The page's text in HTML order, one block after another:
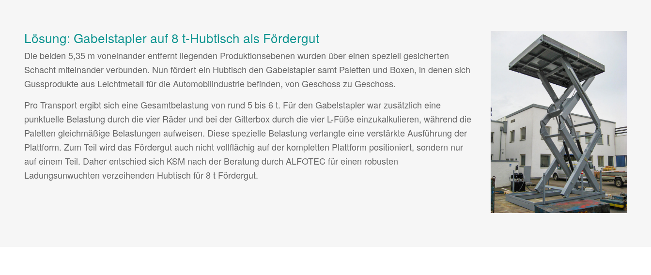
Lösung: Gabelstapler auf 8 t-Hubtisch als Fördergut
Die beiden 5,35 m voneinander entfernt liegenden Produktionsebenen wurden über einen speziell gesicherten
Schacht miteinander verbunden. Nun fördert ein Hubtisch den Gabelstapler samt Paletten und Boxen, in denen sich
Gussprodukte aus Leichtmetall für die Automobilindustrie befinden, von Geschoss zu Geschoss.
Pro Transport ergibt sich eine Gesamtbelastung von rund 5 bis 6 t. Für den Gabelstapler war zusätzlich eine
punktuelle Belastung durch die vier Räder und bei der Gitterbox durch die vier L-Füße einzukalkulieren, während die
Paletten gleichmäßige Belastungen aufweisen. Diese spezielle Belastung verlangte eine verstärkte Ausführung der
Plattform. Zum Teil wird das Fördergut auch nicht vollflächig auf der kompletten Plattform positioniert, sondern nur
auf einem Teil. Daher entschied sich KSM nach der Beratung durch ALFOTEC für einen robusten
Ladungsunwuchten verzeihenden Hubtisch für 8 t Fördergut.